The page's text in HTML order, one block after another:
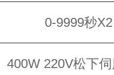
0-9999秒X2
400W 220V松下